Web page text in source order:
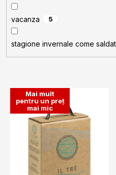
vacanza 5
stagione invernale come
L
s
Mai mult
pentru un preț
mai mic